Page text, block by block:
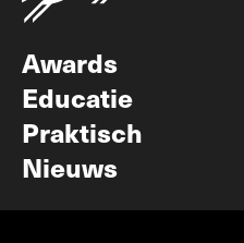
Awards
Educatie
Praktisch
Nieuws